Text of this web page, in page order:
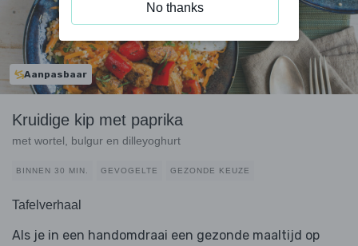
Aanpasbaar
Kruidige kip met paprika
met wortel, bulgur en dilleyoghurt
BINNEN 30 MIN. GEVOGELTE GEZONDE KEUZE
Tafelverhaal
Als je in een handomdraai een gezonde maaltijd op
No thanks